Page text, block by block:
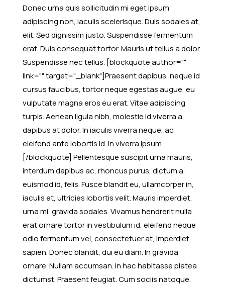
Donec urna quis sollicitudin mi eget ipsum
adipiscing non, iaculis scelerisque. Duis sodales at,
elit. Sed dignissim justo. Suspendisse fermentum
erat. Duis consequat tortor. Mauris ut tellus a dolor.
Suspendisse nec tellus. [blockquote author=""
link="" target="_blank"]Praesent dapibus, neque id
cursus faucibus, tortor neque egestas augue, eu
vulputate magna eros eu erat. Vitae adipiscing
turpis. Aenean ligula nibh, molestie id viverra a,
dapibus at dolor. In iaculis viverra neque, ac
eleifend ante lobortis id. In viverra ipsum ...
[/blockquote] Pellentesque suscipit urna mauris,
interdum dapibus ac, rhoncus purus, dictum a,
euismod id, felis. Fusce blandit eu, ullamcorper in,
iaculis et, ultricies lobortis velit. Mauris imperdiet,
urna mi, gravida sodales. Vivamus hendrerit nulla
erat ornare tortor in vestibulum id, eleifend neque
odio fermentum vel, consectetuer at, imperdiet
sapien. Donec blandit, dui eu diam. In gravida
ornare. Nullam accumsan. In hac habitasse platea
dictumst. Praesent feugiat. Cum sociis natoque.